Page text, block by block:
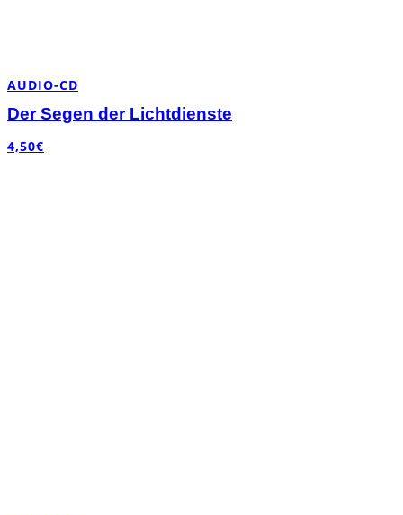
AUDIO-CD
Der Segen der Lichtdienste
4,50€